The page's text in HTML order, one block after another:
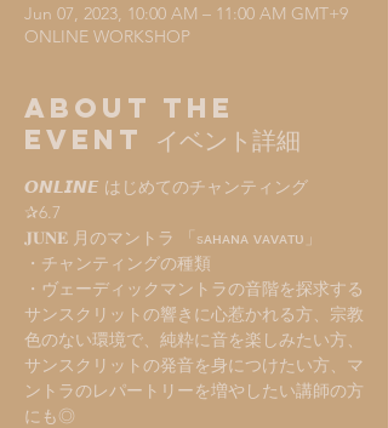
Jun 07, 2023, 10:00 AM – 11:00 AM GMT+9
ONLINE WORKSHOP
About the
Event イベント詳細
𝙊𝙉𝙇𝙄𝙉𝙀 はじめてのチャンティング
✰6.7
𝐉𝐔𝐍𝐄 月のマントラ 「sᴀʜᴀɴᴀ ᴠᴀᴠᴀᴛᴜ」
・チャンティングの種類
・ヴェーディックマントラの音階を探求する
サンスクリットの響きに心惹かれる方、宗教
色のない環境で、純粋に音を楽しみたい方、
サンスクリットの発音を身につけたい方、マ
ントラのレパートリーを増やしたい講師の方
にも◎